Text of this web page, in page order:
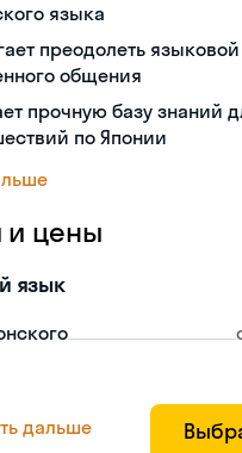
языка
преодолеть
общения
прочную базу знаний
по Японии
и цены
язык
дальше